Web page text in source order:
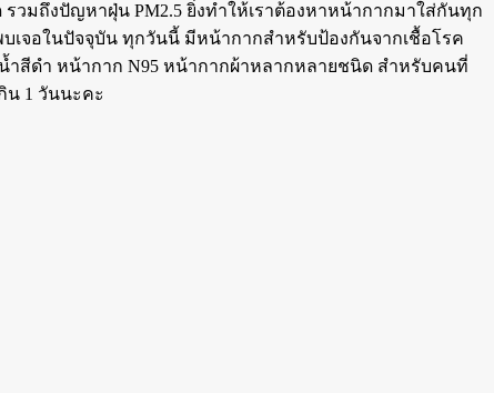
มถึงปัญหาฝุ่น PM2.5 ยิ่งทำให้เราต้องหาหน้ากากมาใส่กันทุก
เจอในปัจจุบัน ทุกวันนี้ มีหน้ากากสำหรับป้องกันจากเชื้อโรค
ำสีดำ หน้ากาก N95 หน้ากากผ้าหลากหลายชนิด สำหรับคนที่
น 1 วันนะคะ